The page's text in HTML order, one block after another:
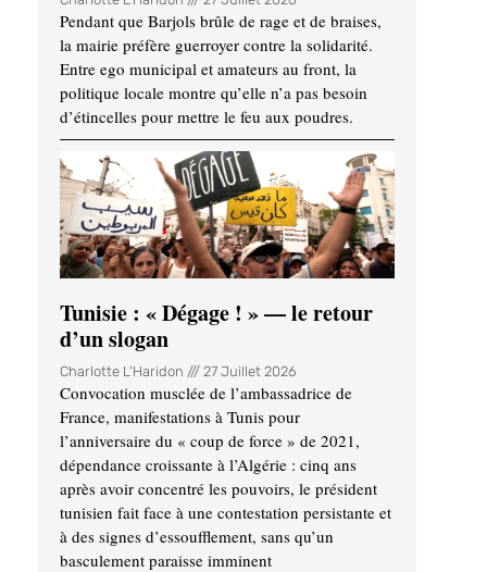
Pendant que Barjols brûle de rage et de braises,
la mairie préfère guerroyer contre la solidarité.
Entre ego municipal et amateurs au front, la
politique locale montre qu’elle n’a pas besoin
d’étincelles pour mettre le feu aux poudres.
Tunisie : « Dégage ! » — le retour
d’un slogan
Charlotte L'Haridon 27 Juillet 2026
Convocation musclée de l’ambassadrice de
France, manifestations à Tunis pour
l’anniversaire du « coup de force » de 2021,
dépendance croissante à l’Algérie : cinq ans
après avoir concentré les pouvoirs, le président
tunisien fait face à une contestation persistante et
à des signes d’essoufflement, sans qu’un
basculement paraisse imminent